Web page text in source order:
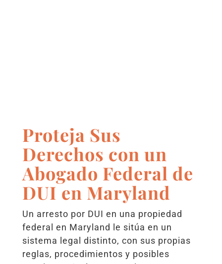
Proteja Sus
Derechos con un
Abogado Federal de
DUI en Maryland
Un arresto por DUI en una propiedad
federal en Maryland le sitúa en un
sistema legal distinto, con sus propias
reglas, procedimientos y posibles